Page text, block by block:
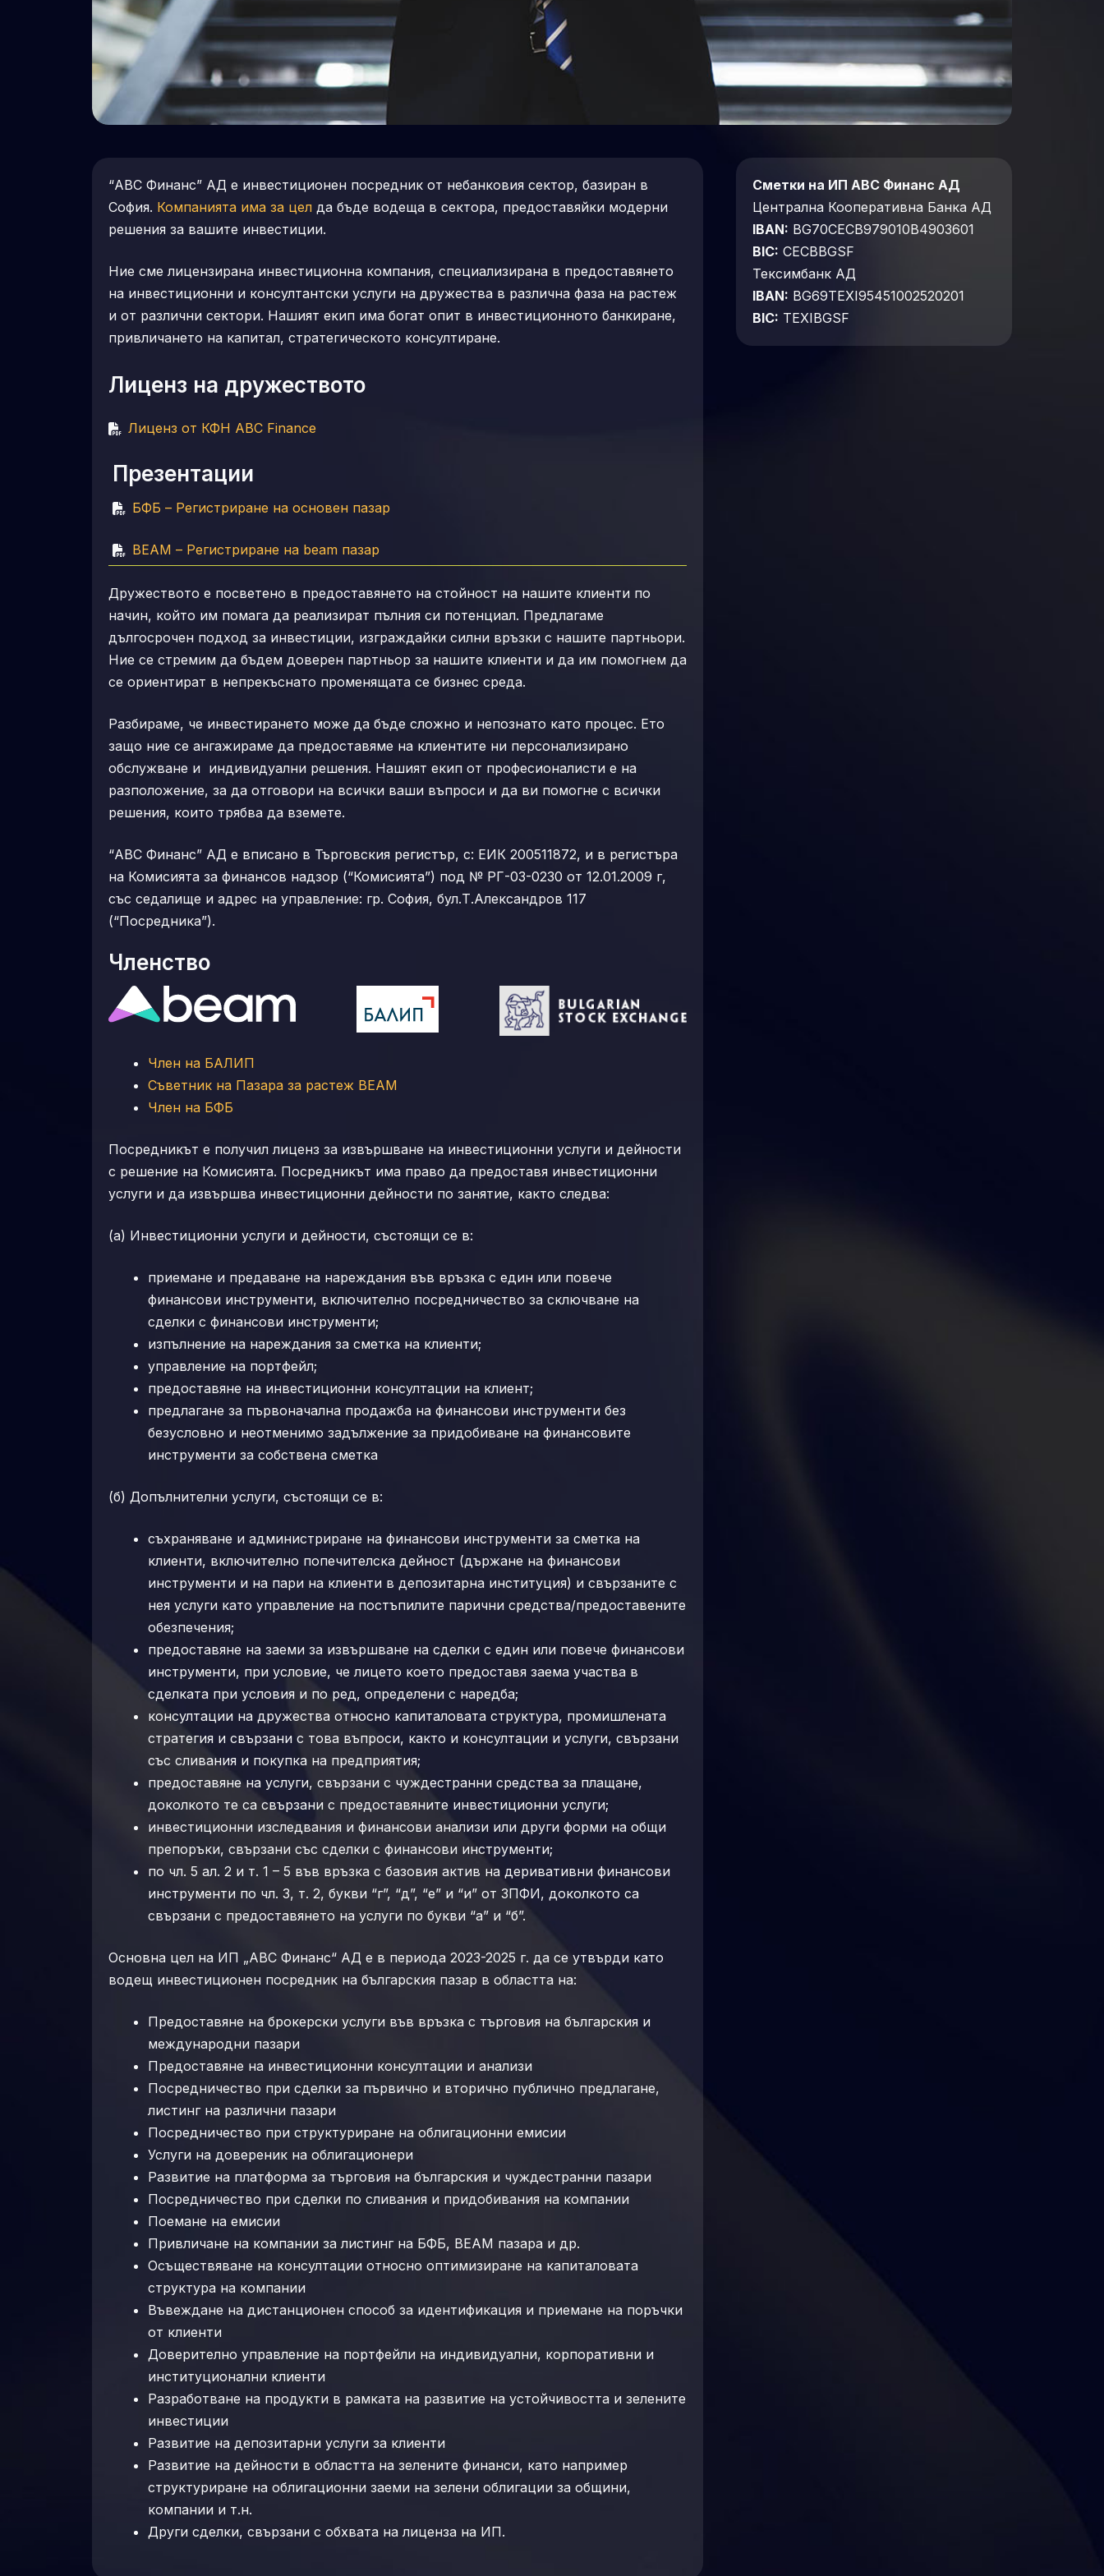
“АВС Финанс” AД е инвестиционен посредник от небанковия сектор, базиран в
София. Компанията има за цел да бъде водеща в сектора, предоставяйки модерни
решения за вашите инвестиции.
Ние сме лицензирана инвестиционна компания, специализирана в предоставянето
на инвестиционни и консултантски услуги на дружества в различна фаза на растеж
и от различни сектори. Нашият екип има богат опит в инвестиционното банкиране,
привличането на капитал, стратегическото консултиране.
Лиценз на дружеството
Лиценз от КФН ABC Finance
Презентации
БФБ – Регистриране на основен пазар
BEAM – Регистриране на beam пазар
Дружеството е посветено в предоставянето на стойност на нашите клиенти по
начин, който им помага да реализират пълния си потенциал. Предлагаме
дългосрочен подход за инвестиции, изграждайки силни връзки с нашите партньори.
Ние се стремим да бъдем доверен партньор за нашите клиенти и да им помогнем да
се ориентират в непрекъснато променящата се бизнес среда.
Разбираме, че инвестирането може да бъде сложно и непознато като процес. Ето
защо ние се ангажираме да предоставяме на клиентите ни персонализирано
обслужване и индивидуални решения. Нашият екип от професионалисти е на
разположение, за да отговори на всички ваши въпроси и да ви помогне с всички
решения, които трябва да вземете.
“АВС Финанс” АД е вписано в Търговския регистър, с: ЕИК 200511872, и в регистъра
на Комисията за финансов надзор (“Комисията”) под № РГ-03-0230 от 12.01.2009 г,
със седалище и адрес на управление: гр. София, бул.Т.Александров 117
(“Посредника”).
Членство
Член на БАЛИП
Съветник на Пазара за растеж BEAM
Члeн на БФБ
Посредникът е получил лиценз за извършване на инвестиционни услуги и дейности
с решение на Комисията. Посредникът има право да предоставя инвестиционни
услуги и да извършва инвестиционни дейности по занятие, както следва:
(а) Инвестиционни услуги и дейности, състоящи се в:
приемане и предаване на нареждания във връзка с един или повече
финансови инструменти, включително посредничество за сключване на
сделки с финансови инструменти;
изпълнение на нареждания за сметка на клиенти;
управление на портфейл;
предоставяне на инвестиционни консултации на клиент;
предлагане за първоначална продажба на финансови инструменти без
безусловно и неотменимо задължение за придобиване на финансовите
инструменти за собствена сметка
(б) Допълнителни услуги, състоящи се в:
съхраняване и администриране на финансови инструменти за сметка на
клиенти, включително попечителска дейност (държане на финансови
инструменти и на пари на клиенти в депозитарна институция) и свързаните с
нея услуги като управление на постъпилите парични средства/предоставените
обезпечения;
предоставяне на заеми за извършване на сделки с един или повече финансови
инструменти, при условие, че лицето което предоставя заема участва в
сделката при условия и по ред, определени с наредба;
консултации на дружества относно капиталовата структура, промишлената
стратегия и свързани с това въпроси, както и консултации и услуги, свързани
със сливания и покупка на предприятия;
предоставяне на услуги, свързани с чуждестранни средства за плащане,
доколкото те са свързани с предоставяните инвестиционни услуги;
инвестиционни изследвания и финансови анализи или други форми на общи
препоръки, свързани със сделки с финансови инструменти;
по чл. 5 ал. 2 и т. 1 – 5 във връзка с базовия актив на деривативни финансови
инструменти по чл. 3, т. 2, букви “г”, “д”, “е” и “и” от ЗПФИ, доколкото са
свързани с предоставянето на услуги по букви “а” и “б”.
Основна цел на ИП „АВС Финанс“ АД е в периода 2023-2025 г. да се утвърди като
водещ инвестиционен посредник на българския пазар в областта на:
Предоставяне на брокерски услуги във връзка с търговия на българския и
международни пазари
Предоставяне на инвестиционни консултации и анализи
Посредничество при сделки за първично и вторично публично предлагане,
листинг на различни пазари
Посредничество при структуриране на облигационни емисии
Услуги на довереник на облигационери
Развитие на платформа за търговия на българския и чуждестранни пазари
Посредничество при сделки по сливания и придобивания на компании
Поемане на емисии
Привличане на компании за листинг на БФБ, BEAM пазара и др.
Осъществяване на консултации относно оптимизиране на капиталовата
структура на компании
Въвеждане на дистанционен способ за идентификация и приемане на поръчки
от клиенти
Доверително управление на портфейли на индивидуални, корпоративни и
институционални клиенти
Разработване на продукти в рамката на развитие на устойчивостта и зелените
инвестиции
Развитие на депозитарни услуги за клиенти
Развитие на дейности в областта на зелените финанси, като например
структуриране на облигационни заеми на зелени облигации за общини,
компании и т.н.
Други сделки, свързани с обхвата на лиценза на ИП.
Сметки на ИП АВС Финанс АД
Централна Кооперативна Банка АД
IBAN: BG70CECB979010B4903601
BIC: CECBBGSF
Тексимбанк АД
IBAN: BG69TEXI95451002520201
BIC: TEXIBGSF